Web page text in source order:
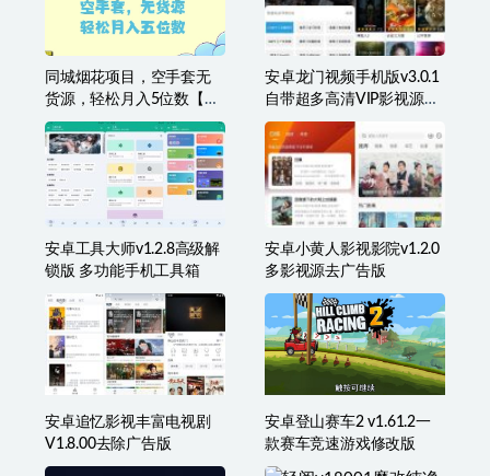
同城烟花项目，空手套无
货源，轻松月入5位数【揭
秘】
安卓龙门视频手机版v3.0.1
自带超多高清VIP影视源免
费
安卓工具大师v1.2.8高级解
锁版 多功能手机工具箱
安卓小黄人影视影院v1.2.0
多影视源去广告版
安卓追忆影视丰富电视剧
V1.8.00去除广告版
安卓登山赛车2 v1.61.2一
款赛车竞速游戏修改版